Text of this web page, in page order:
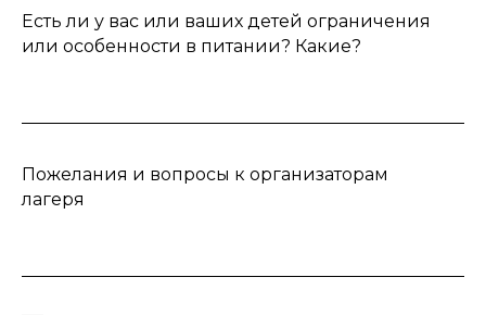
Есть ли у вас или ваших детей ограничения
или особенности в питании? Какие?
Пожелания и вопросы к организаторам
лагеря